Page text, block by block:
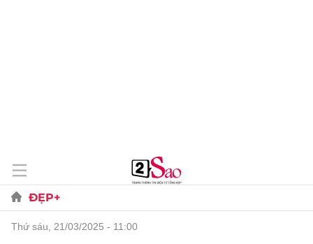
ĐẸP+
thứ sáu, 21/03/2025 - 11:00